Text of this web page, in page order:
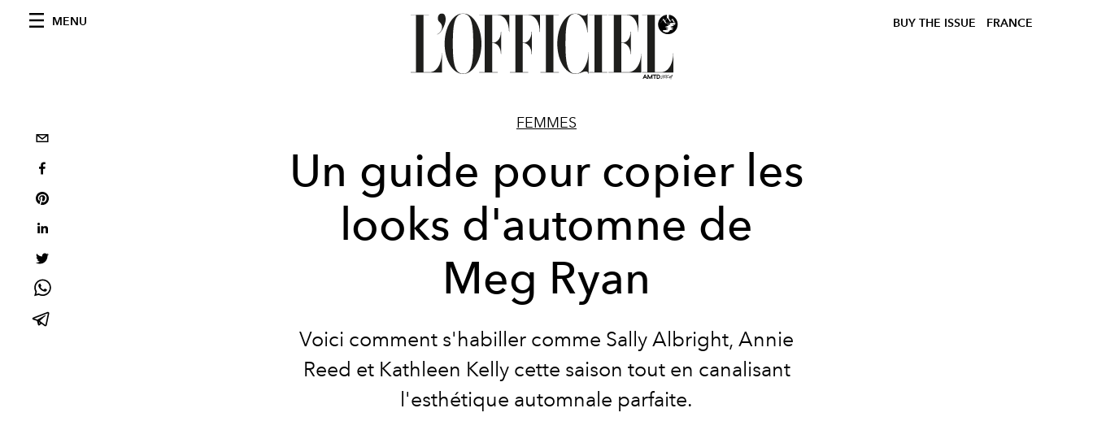
MENU BUY THE ISSUE FRANCE
FEMMES
Un guide pour copier les
looks d'automne de
Meg Ryan
Voici comment s'habiller comme Sally Albright, Annie
Reed et Kathleen Kelly cette saison tout en canalisant
l'esthétique automnale parfaite.